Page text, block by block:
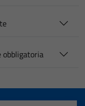
obbligatoria